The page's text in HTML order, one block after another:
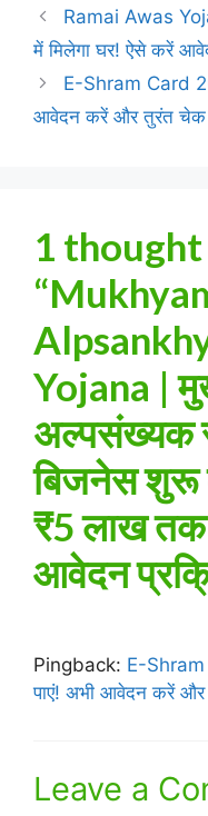
Ramai Awas
में मिलेगा घर! ऐसे करें
E-Shram Card
आवेदन करें और तुरंत
1
Yojana |
अल्पसंख्यक
बिजनेस शुरू
₹5 लाख तक
आवेदन
Pingback: E-Shram
पाएं! अभी आवेदन करें
Leave a